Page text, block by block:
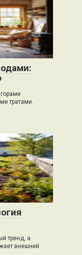
0
тратами.
0
тренд, а
внешний